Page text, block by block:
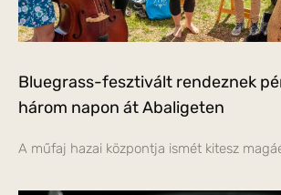
Bluegrass-fesztivált rendeznek
három napon át Abaligeten
A műfaj hazai központja ismét kitesz